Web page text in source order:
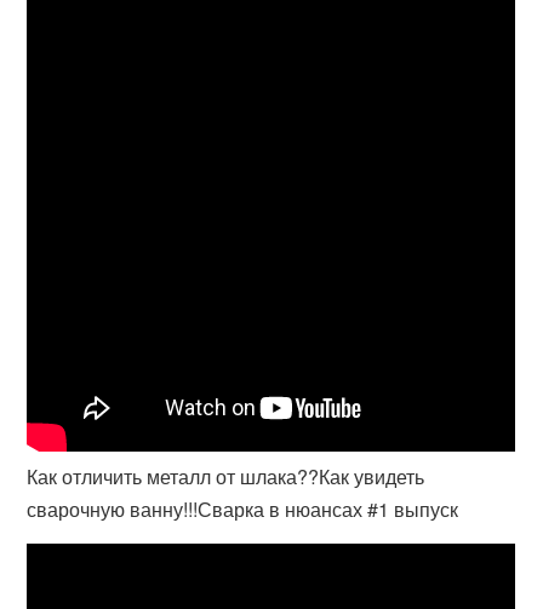
Как отличить металл от шлака??Как увидеть
сварочную ванну!!!Сварка в нюансах #1 выпуск